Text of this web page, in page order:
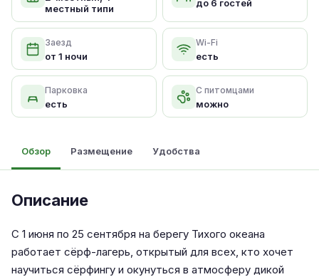
местный типи
до 6 гостей
Заезд
от 1 ночи
Wi-Fi
есть
Парковка
есть
С питомцами
можно
Обзор Размещение Удобства
Описание
С 1 июня по 25 сентября на берегу Тихого океана
работает сёрф-лагерь, открытый для всех, кто хочет
научиться сёрфингу и окунуться в атмосферу дикой